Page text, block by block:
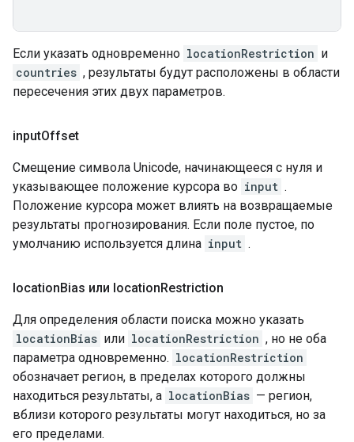
Если указать одновременно locationRestriction и
countries , результаты будут расположены в области
пересечения этих двух параметров.
inputOffset
Смещение символа Unicode, начинающееся с нуля и
указывающее положение курсора во input .
Положение курсора может влиять на возвращаемые
результаты прогнозирования. Если поле пустое, по
умолчанию используется длина input .
locationBias или locationRestriction
Для определения области поиска можно указать
locationBias или locationRestriction , но не оба
параметра одновременно. locationRestriction
обозначает регион, в пределах которого должны
находиться результаты, а locationBias — регион,
вблизи которого результаты могут находиться, но за
его пределами.